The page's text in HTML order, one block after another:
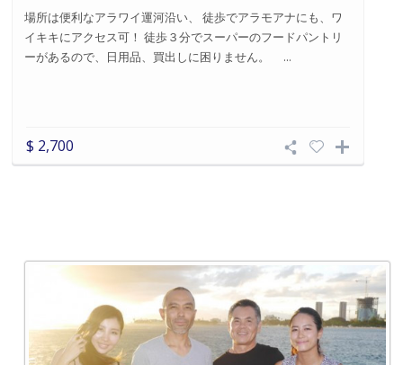
場所は便利なアラワイ運河沿い、 徒歩でアラモアナにも、ワ
イキキにアクセス可！ 徒歩３分でスーパーのフードパントリ
ーがあるので、日用品、買出しに困りません。 ...
$ 2,700